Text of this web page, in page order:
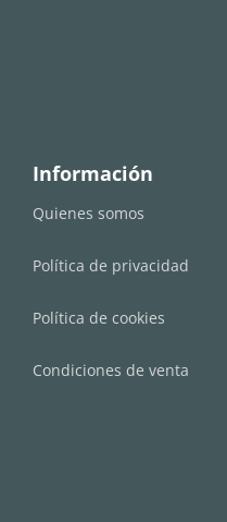
Información
Quienes somos
Política de privacidad
Política de cookies
Condiciones de venta